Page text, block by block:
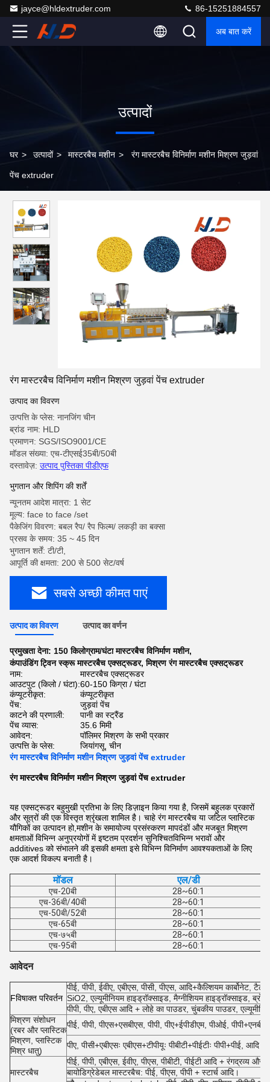
jayce@hldextruder.com 86-15251884557
अब बात करें
उत्पादों
घर > उत्पादों > मास्टरबैच मशीन > रंग मास्टरबैच विनिर्माण मशीन मिश्रण जुड़वां
पेंच extruder
रंग मास्टरबैच विनिर्माण मशीन मिश्रण जुड़वां पेंच extruder
उत्पाद का विवरण
उत्पत्ति के प्लेस: नानजिंग चीन
ब्रांड नाम: HLD
प्रमाणन: SGS/ISO9001/CE
मॉडल संख्या: एच-टीएसई35बी/50बी
दस्तावेज़: उत्पाद पुस्तिका पीडीएफ
भुगतान और शिपिंग की शर्तें
न्यूनतम आदेश मात्रा: 1 सेट
मूल्य: face to face /set
पैकेजिंग विवरण: बबल रैप/ रैप फिल्म/ लकड़ी का बक्सा
प्रसव के समय: 35 ~ 45 दिन
भुगतान शर्तें: टी/टी,
आपूर्ति की क्षमता: 200 से 500 सेट/वर्ष
सबसे अच्छी कीमत पाएं
उत्पाद का विवरण उत्पाद का वर्णन
प्रमुखता देना: 150 किलोग्राम/घंटा मास्टरबैच विनिर्माण मशीन,
कंपाउंडिंग ट्विन स्क्रू मास्टरबैच एक्सट्रूडर,मिश्रण रंग मास्टरबैच एक्सट्रूडर
नाम:
मास्टरबैच एक्सट्रूडर
आउटपुट (किलो / घंटा):60-150 किग्रा / घंटा
कंप्यूटरीकृत:
कंप्यूटरीकृत
पेंच:
जुड़वां पेंच
काटने की प्रणाली:
पानी का स्ट्रैंड
पेंच व्यास:
35.6 मिमी
आवेदन:
पॉलिमर मिश्रण के सभी प्रकार
उत्पत्ति के प्लेस:
जियांगसू, चीन
रंग मास्टरबैच विनिर्माण मशीन मिश्रण जुड़वां पेंच extruder
रंग मास्टरबैच विनिर्माण मशीन मिश्रण जुड़वां पेंच extruder
यह एक्सट्रूडर बहुमुखी प्रतिभा के लिए डिज़ाइन किया गया है, जिसमें बहुलक प्रकारों
और सूत्रों की एक विस्तृत श्रृंखला शामिल है। चाहे रंग मास्टरबैच या जटिल प्लास्टिक
यौगिकों का उत्पादन हो,मशीन के समायोज्य प्रसंस्करण मापदंडों और मजबूत मिश्रण
क्षमताओं विभिन्न अनुप्रयोगों में इष्टतम प्रदर्शन सुनिश्चितविभिन्न भरावों और
additives को संभालने की इसकी क्षमता इसे विभिन्न विनिर्माण आवश्यकताओं के लिए
एक आदर्श विकल्प बनाती है।
मॉडल एल/डी
एच-20बी
28~60:1
एच-36बी/40बी
28~60:1
एच-50बी/52बी
28~60:1
एच-65बी
28~60:1
एच-७५बी
28~60:1
एच-95बी
28~60:1
आवेदन
Fविषाक्त परिवर्तन
पीई, पीपी, ईवीए, एबीएस, पीसी, पीएस, आदि+कैल्शियम कार्बोनेट,
SiO2, एल्यूमीनियम हाइड्रॉक्साइड, मैग्नीशियम हाइड्रॉक्साइड,
पीपी, पीए, एबीएस आदि + लोहे का पाउडर, चुंबकीय पाउडर,
मिश्रण संशोधन
(रबर और प्लास्टिक
मिश्रण, प्लास्टिक
मिश्र धातु)
पीई, पीपी, पीएस+एसबीएस, पीपी, पीए+ईपीडीएम, पीओई,
पीए, पीसी+एबीएसः एबीएस+टीपीयूः पीबीटी+पीईटीः पीपी+पीई, आदि।
मास्टरबैच
पीई, पीपी, एबीएस, ईवीए, पीएस, पीबीटी, पीईटी आदि + रंगद्रव्य
बायोडिग्रेडेबल मास्टरबैच: पीई, पीएस, पीपी + स्टार्च आदि।